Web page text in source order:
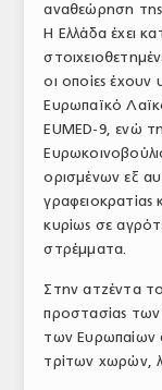
ΕΛΛΗΝΙΚΗ
ΕΥΡΩΠΑΪΚΗ
ΤΟ ΠΕΡΙΟΔΙΚΟ
Profile
ΣΥΝΕΔΡΙΟ ΚΡΕΑΤΟΣ
αναθεώρηση
Η Ελλάδα έχει
οι οποίες έχουν
Ευρωπαϊκό
EUMED-9, ενώ
ορισμένων εξ
γραφειοκρατίας
κυρίως σε
στρέμματα.
Στην ατζέντα
προστασίας
των Ευρωπαίων
τρίτων χωρών,